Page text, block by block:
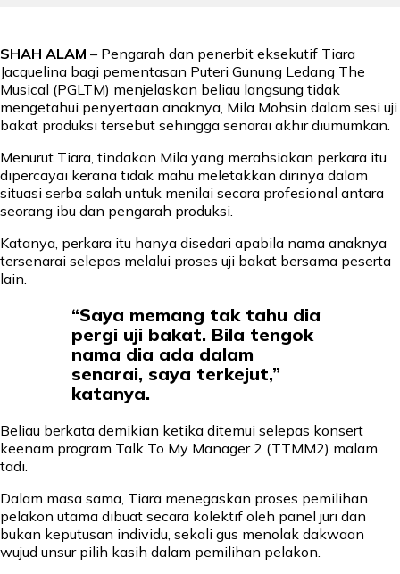
SHAH ALAM – Pengarah dan penerbit eksekutif Tiara
Jacquelina bagi pementasan Puteri Gunung Ledang The
Musical (PGLTM) menjelaskan beliau langsung tidak
mengetahui penyertaan anaknya, Mila Mohsin dalam sesi uji
bakat produksi tersebut sehingga senarai akhir diumumkan.
Menurut Tiara, tindakan Mila yang merahsiakan perkara itu
dipercayai kerana tidak mahu meletakkan dirinya dalam
situasi serba salah untuk menilai secara profesional antara
seorang ibu dan pengarah produksi.
Katanya, perkara itu hanya disedari apabila nama anaknya
tersenarai selepas melalui proses uji bakat bersama peserta
lain.
“Saya memang tak tahu dia
pergi uji bakat. Bila tengok
nama dia ada dalam
senarai, saya terkejut,”
katanya.
Beliau berkata demikian ketika ditemui selepas konsert
keenam program Talk To My Manager 2 (TTMM2) malam
tadi.
Dalam masa sama, Tiara menegaskan proses pemilihan
pelakon utama dibuat secara kolektif oleh panel juri dan
bukan keputusan individu, sekali gus menolak dakwaan
wujud unsur pilih kasih dalam pemilihan pelakon.